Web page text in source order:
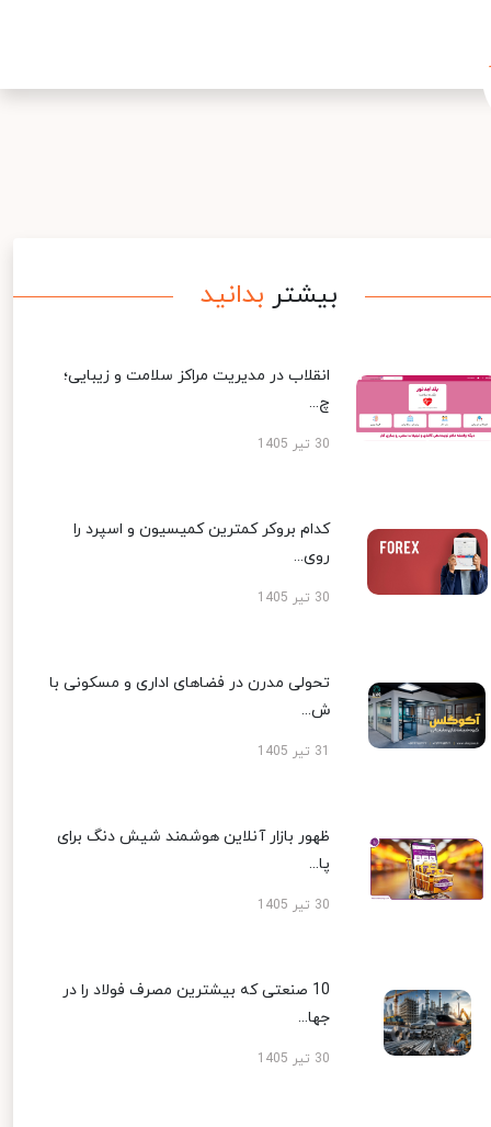
بیشتر بدانید
انقلاب در مدیریت مراکز سلامت و زیبایی؛
چ...
30 تیر 1405
کدام بروکر کمترین کمیسیون و اسپرد را
روی...
30 تیر 1405
تحولی مدرن در فضاهای اداری و مسکونی با
ش...
ظهور بازار آنلاین هوشمند شیش دنگ برای
پا...
30 تیر 1405
10 صنعتی که بیشترین مصرف فولاد را در
جها...
30 تیر 1405